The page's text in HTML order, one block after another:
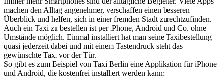
machen den Alltag angenehmer, verschaffen einen besseren
Überblick und helfen, sich in einer fremden Stadt zurechtzufinden.
Auch ein Taxi zu bestellen ist per iPhone, Android und Co. ohne
Umstände möglich. Einmal installiert hat man seine Taxibestellung
quasi jederzeit dabei und mit einem Tastendruck steht das
gewünschte Taxi vor der Tür.
So gibt es zum Beispiel von Taxi Berlin eine Applikation für iPhone
und Android, die kostenfrei installiert werden kann: